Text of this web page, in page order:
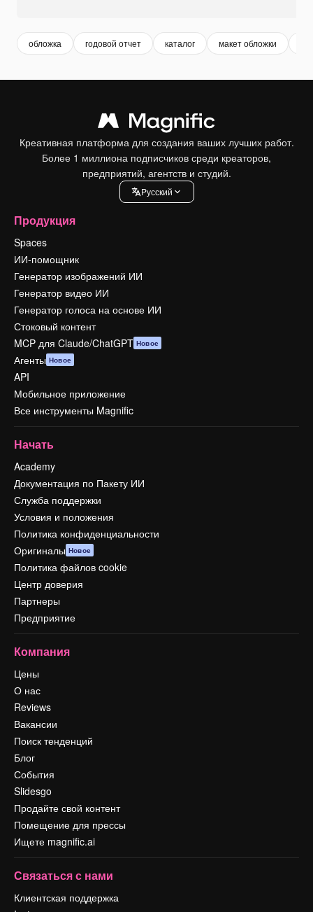
обложка годовой отчет каталог макет обложки
Креативная платформа для создания ваших лучших работ.
Более 1 миллиона подписчиков среди креаторов,
предприятий, агентств и студий.
Pусский
Продукция
Spaces
ИИ-помощник
Генератор изображений ИИ
Генератор видео ИИ
Генератор голоса на основе ИИ
Стоковый контент
MCP для Claude/ChatGPT Новое
Агенты Новое
API
Мобильное приложение
Все инструменты Magnific
Начать
Academy
Документация по Пакету ИИ
Служба поддержки
Условия и положения
Политика конфиденциальности
Оригиналы Новое
Политика файлов cookie
Центр доверия
Партнеры
Предприятие
Компания
Цены
О нас
Reviews
Вакансии
Поиск тенденций
Блог
События
Slidesgo
Продайте свой контент
Помещение для прессы
Ищете magnific.ai
Связаться с нами
Клиентская поддержка